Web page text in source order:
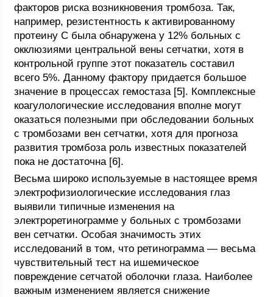
факторов риска возникновения тромбоза. Так,
например, резистентность к активированному
протеину С была обнаружена у 12% больных с
окклюзиями центральной вены сетчатки, хотя в
контрольной группе этот показатель составил
всего 5%. Данному фактору придается большое
значение в процессах гемостаза [5]. Комплексные
коагулологические исследования вполне могут
оказаться полезными при обследовании больных
с тромбозами вен сетчатки, хотя для прогноза
развития тромбоза роль известных показателей
пока не достаточна [6].
Весьма широко используемые в настоящее время
электрофизиологические исследования глаз
выявили типичные изменения на
электроретинограмме у больных с тромбозами
вен сетчатки. Особая значимость этих
исследований в том, что ретинограмма — весьма
чувствительный тест на ишемическое
повреждение сетчатой оболочки глаза. Наиболее
важным изменением является снижение